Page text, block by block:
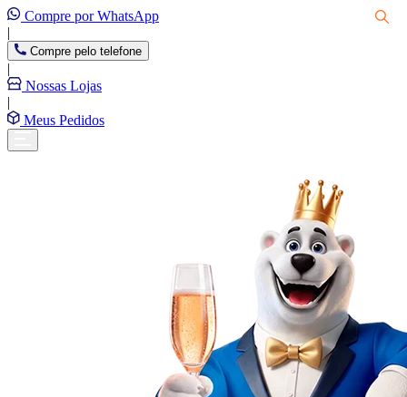
Compre por WhatsApp
|
Compre pelo telefone
|
Nossas Lojas
|
Meus Pedidos